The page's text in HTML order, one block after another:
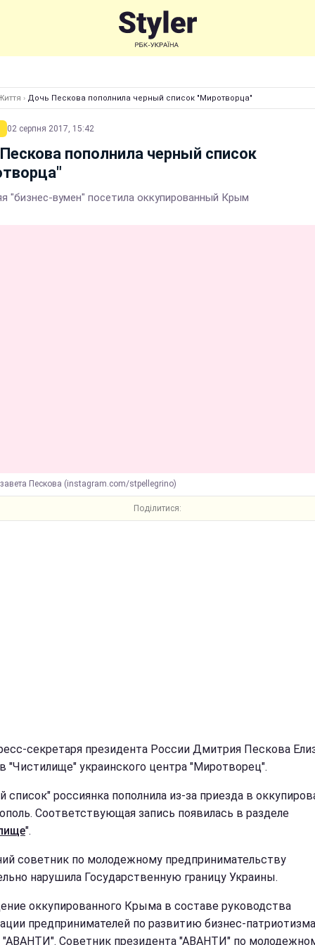
› Дочь Пескова пополнила черный список "Миротворца"
02 серпня 2017, 15:42
пополнила черный список
"бизнес-вумен" посетила оккупированный Крым
Пескова (instagram.com/stpellegrino)
Поділитися:
секретаря президента России Дмитрия Пескова
"Чистилище" украинского центра "Миротворец".
список" россиянка пополнила из-за приезда в
Соответствующая запись появилась в разделе
".
советник по молодежному предпринимательству
нарушила Государственную границу Украины.
оккупированного Крыма в составе руководства
предпринимателей по развитию бизнес-
"АВАНТИ". Советник президента "АВАНТИ" по